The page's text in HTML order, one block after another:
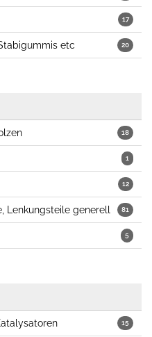
17
20
etc
18
1
12
81
Lenkungsteile generell
5
15